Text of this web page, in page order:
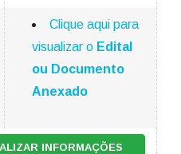
Clique aqui para
visualizar o Edital
ou Documento
Anexado
INFORMAÇÕES